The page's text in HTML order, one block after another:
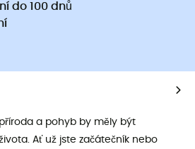
do 100 dnů
a pohyb by měly být
Ať už jste začátečník nebo